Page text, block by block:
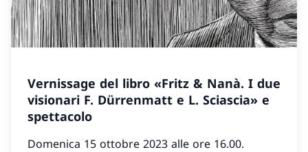
Vernissage del libro «Fritz & Nanà. I due
visionari F. Dürrenmatt e L. Sciascia» e
spettacolo
Domenica 15 ottobre 2023 alle ore 16.00.